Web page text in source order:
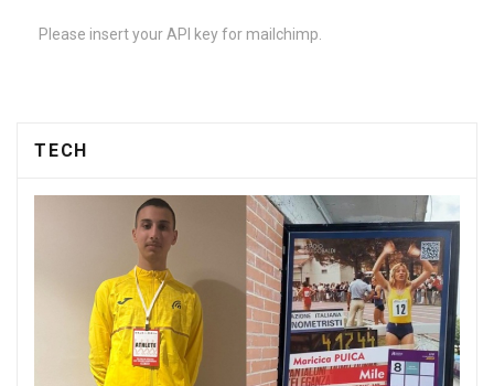
Please insert your API key for mailchimp.
TECH